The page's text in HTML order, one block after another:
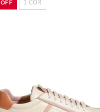
OFF 1 COR